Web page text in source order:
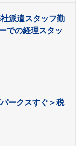
派遣スタッフ勤
での経理スタッ
ークスすぐ＞税